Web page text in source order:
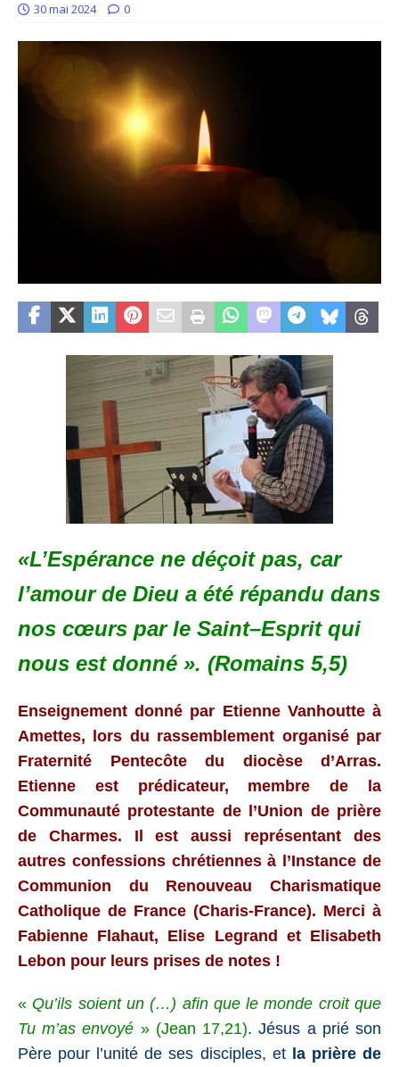
30 mai 2024 0
«L’Espérance ne déçoit pas, car
l’amourde Dieu a été répandu dans
nos cœurs par le Saint–Esprit qui
nous estdonné ». (Romains 5,5)
Enseignement donné par Etienne Vanhoutte à
Amettes, lors du rassemblement organisé par
Fraternité Pentecôte du diocèse d’Arras.
Etienne est prédicateur, membre de la
Communauté protestante de l’Union de prière
de Charmes. Il est aussi représentant des
autres confessions chrétiennes à l’Instance de
Communion du Renouveau Charismatique
Catholique de France (Charis-France). Merci à
Fabienne Flahaut, Elise Legrand et Elisabeth
Lebon pour leurs prises de notes !
« Qu’ils soient un (…) afin que le monde croit que
Tu m’as envoyé » (Jean 17,21). Jésus a prié son
Père pour l’unité de ses disciples, et la prière de